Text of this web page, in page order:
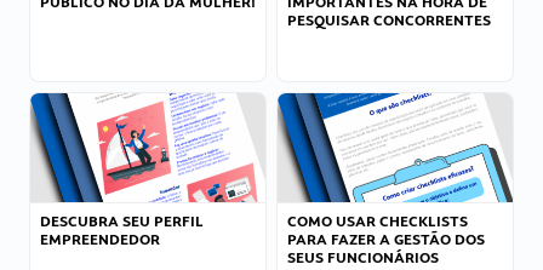
PESQUISAR CONCORRENTES
DESCUBRA SEU PERFIL
EMPREENDEDOR
COMO USAR CHECKLISTS
PARA FAZER A GESTÃO DOS
SEUS FUNCIONÁRIOS